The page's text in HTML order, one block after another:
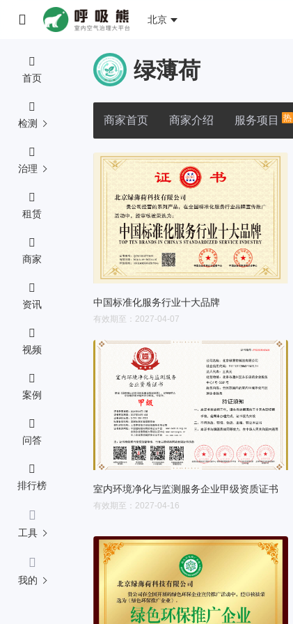
北京
首页
检测
治理
租赁
商家
资讯
视频
案例
问答
排行榜
工具
我的
绿薄荷
商家首页 商家介绍 服务项目 热
中国标准化服务行业十大品牌
有效期至：2027-04-07
室内环境净化与监测服务企业甲级资质证书
有效期至：2027-04-16